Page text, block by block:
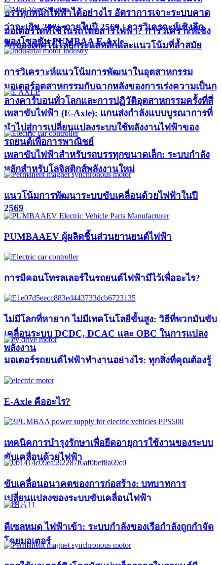
บรรทุกหนักไฟฟ้าได้อย่างไร อัตราการเจาะระบบคาด
ว่าจะเกิน 20% ภายในปี 2569 | การวิเคราะห์เชิงลึก
ของโซลูชัน PUMBAA E-Axle
มอเตอร์ใดที่ใช้ในรถโดยสารไฟฟ้า? การวิเคราะห์เชิง
ลึกของเทคโนโลยีกระแสหลักและแนวโน้มที่ล้ำสมัย
การวิเคราะห์แนวโน้มการพัฒนาในอุตสาหกรรม
มอเตอร์อุตสาหกรรมกับฉากหลังของการเร่งความเป็นก
ลางคาร์บอนทั่วโลกและการปฏิวัติอุตสาหกรรมครั้งที่สี่
เพลาขับไฟฟ้า (E-Axle): แกนส่งกำลังแบบบูรณาการที่
นำไปสู่การเปลี่ยนแปลงระบบใช้พลังงานไฟฟ้าของ
รถยนต์เพื่อการพาณิชย์
เพลาขับไฟฟ้าสำหรับรถบรรทุกขนาดเล็ก: ระบบกำลัง
หลักสำหรับโลจิสติกส์พลังงานใหม่
แนวโน้มการพัฒนาระบบขับเคลื่อนด้วยไฟฟ้าในปี
2569
PUMBAAEV ผู้ผลิตชิ้นส่วนยานยนต์ไฟฟ้า
การมีคอนโทรลเลอร์ในรถยนต์ไฟฟ้ามีไว้เพื่ออะไร?
ไม่มีโลกที่หายาก ไม่มีเทคโนโลยีขั้นสูง: วิธีที่พวกมันขับ
เคลื่อนระบบ DCDC, DCAC และ OBC ในการแปลง
พลังงาน
มอเตอร์รถยนต์ไฟฟ้าทำงานอย่างไร: ทุกสิ่งที่คุณต้องรู้
E-Axle คืออะไร?
เทคนิคการบำรุงรักษาเพื่อยืดอายุการใช้งานของระบบ
ขับเคลื่อนด้วยไฟฟ้า
ขับเคลื่อนอนาคตของการก่อสร้าง: บทบาทการ
เปลี่ยนแปลงของระบบขับเคลื่อนไฟฟ้า
ดีเซลหมด ไฟฟ้าเข้า: ระบบกำลังของเรือกำลังถูกกำจัด
โดยมอเตอร์